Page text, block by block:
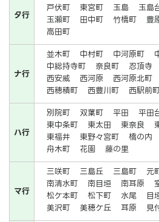
タ行
戸伏町
東宮町 玉島 玉島
玉瀬町
田中町 竹橋町 豊
高田町
ナ行
並木町 中村町 中河原町
中総持寺町
奈良町 忍頂寺
西安威
西河原 西河原北町
西穂積町
西豊川町 西駅前
ハ行
別院町 双葉町 平田 平田
東中条町
東太田 東奈良
東福井
東野々宮町 橋の内
舟木町
花園 藤の里
マ行
三咲町 三島丘 三島町 元
南清水町
南目垣 南耳原
松ケ本町
松下町 水尾 目
美沢町
美穂ケ丘 耳原 見